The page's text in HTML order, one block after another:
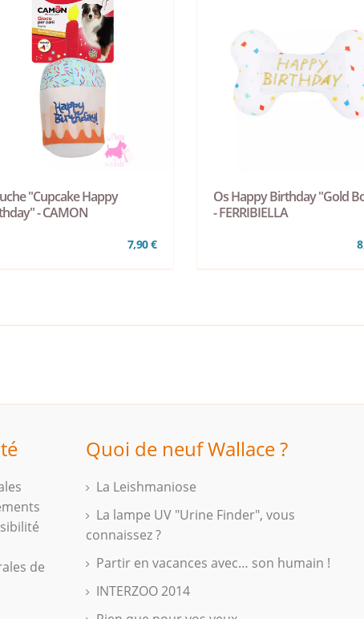
"Cupcake Happy
- CAMON
7,90 €
Os Happy Birthday "Gold
- FERRIBIELLA
de
Quoi de neuf Wallace ?
La Leishmaniose
La lampe UV "Urine Finder", vous
connaissez ?
Partir en vacances avec… son humain !
INTERZOO 2014